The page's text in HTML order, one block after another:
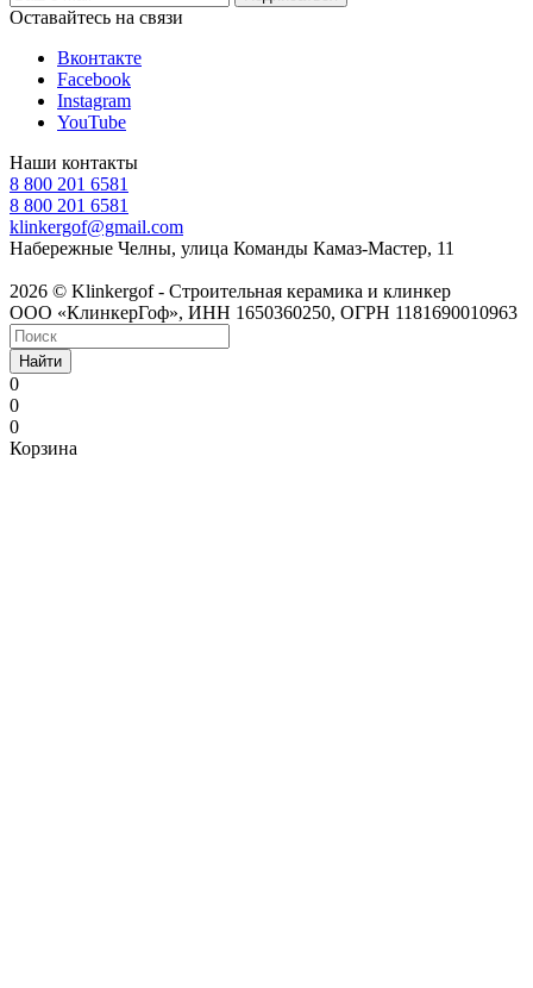
Оставайтесь на связи
Вконтакте
Facebook
Instagram
YouTube
Наши контакты
8 800 201 6581
8 800 201 6581
klinkergof@gmail.com
Набережные Челны, улица Команды Камаз-Мастер, 11
2026 © Klinkergof - Строительная керамика и клинкер
ООО «КлинкерГоф», ИНН 1650360250, ОГРН 1181690010963
Найти
0
0
0
Корзина